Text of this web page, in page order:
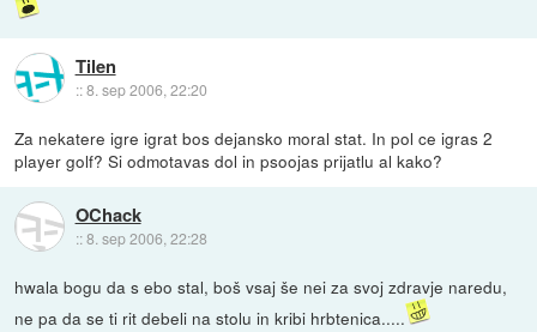
Tilen
::8. sep 2006, 22:20
Za nekatere igre igrat bos dejansko moral stat. In pol ce igras 2
player golf? Si odmotavas dol in psoojas prijatlu al kako?
OChack
::8. sep 2006, 22:28
hwala bogu da s ebo stal, boš vsaj še nei za svoj zdravje naredu,
ne pa da se ti rit debeli na stolu in kribi hrbtenica.....